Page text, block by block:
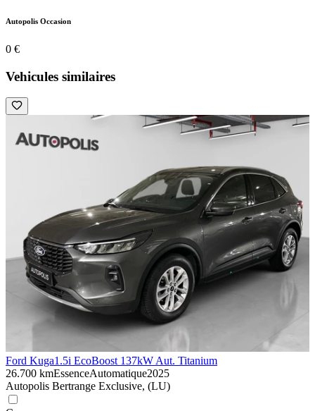
Autopolis Occasion
0 €
Vehicules similaires
Ford Kuga1.5i EcoBoost 137kW Aut. Titanium
26.700 kmEssenceAutomatique2025
Autopolis Bertrange Exclusive, (LU)